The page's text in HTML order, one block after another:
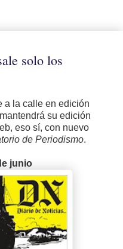
solo los
a la calle en edición
su edición
eso sí, con nuevo
de Periodismo.
junio